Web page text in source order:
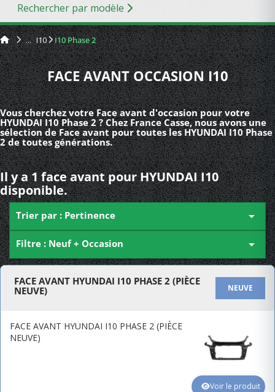
Rechercher par modèle
I10 I10 Phase 2
FACE AVANT OCCASION I10
Vous cherchez votre Face avant d'occasion pour votre
HYUNDAI I10 Phase 2 ? Chez France Casse, nous avons une
sélection de Face avant pour toutes les HYUNDAI I10 Phase
2 de toutes générations.
Il y a 1 face avant pour HYUNDAI I10
disponible.
Trier par : Pertinence 
Filtre : Neuf + Occasion 
FACE AVANT HYUNDAI I10 PHASE 2 (PIÈCE
NEUVE)
NEUVE
FACE AVANT HYUNDAI I10 PHASE 2 (PIÈCE
NEUVE)
Voir le produit